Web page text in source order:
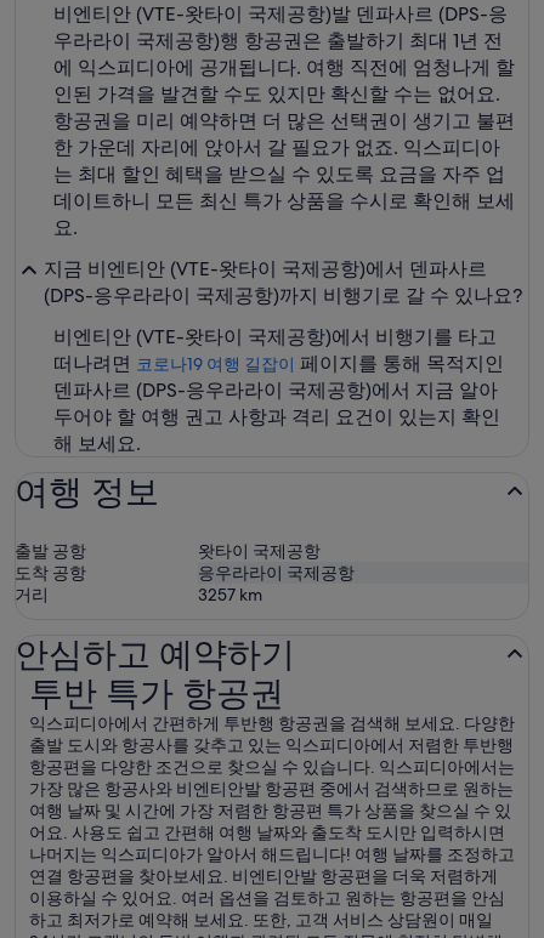
비엔티안 (VTE-왓타이 국제공항)발 덴파사르 (DPS-응
우라라이 국제공항)행 항공권은 출발하기 최대 1년 전
에 익스피디아에 공개됩니다. 여행 직전에 엄청나게 할
인된 가격을 발견할 수도 있지만 확신할 수는 없어요.
항공권을 미리 예약하면 더 많은 선택권이 생기고 불편
한 가운데 자리에 앉아서 갈 필요가 없죠. 익스피디아
는 최대 할인 혜택을 받으실 수 있도록 요금을 자주 업
데이트하니 모든 최신 특가 상품을 수시로 확인해 보세
요.
지금 비엔티안 (VTE-왓타이 국제공항)에서 덴파사르
(DPS-응우라라이 국제공항)까지 비행기로 갈 수 있나요?
비엔티안 (VTE-왓타이 국제공항)에서 비행기를 타고
떠나려면 코로나19 여행 길잡이 페이지를 통해 목적지인
덴파사르 (DPS-응우라라이 국제공항)에서 지금 알아
두어야 할 여행 권고 사항과 격리 요건이 있는지 확인
해 보세요.
여행 정보
출발 공항
왓타이 국제공항
도착 공항
응우라라이 국제공항
거리
3257 km
안심하고 예약하기
투반 특가 항공권
익스피디아에서 간편하게 투반행 항공권을 검색해 보세요. 다양한
출발 도시와 항공사를 갖추고 있는 익스피디아에서 저렴한 투반행
항공편을 다양한 조건으로 찾으실 수 있습니다. 익스피디아에서는
가장 많은 항공사와 비엔티안발 항공편 중에서 검색하므로 원하는
여행 날짜 및 시간에 가장 저렴한 항공편 특가 상품을 찾으실 수 있
어요. 사용도 쉽고 간편해 여행 날짜와 출도착 도시만 입력하시면
나머지는 익스피디아가 알아서 해드립니다! 여행 날짜를 조정하고
연결 항공편을 찾아보세요. 비엔티안발 항공편을 더욱 저렴하게
이용하실 수 있어요. 여러 옵션을 검토하고 원하는 항공편을 안심
하고 최저가로 예약해 보세요. 또한, 고객 서비스 상담원이 매일
투반 특가 항공권